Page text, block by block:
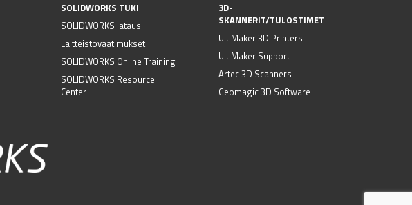
SOLIDWORKS TUKI
SOLIDWORKS lataus
Laitteistovaatimukset
SOLIDWORKS Online Training
SOLIDWORKS Resource
Center
3D-
SKANNERIT/TULOSTIMET
UltiMaker 3D Printers
UltiMaker Support
Artec 3D Scanners
Geomagic 3D Software